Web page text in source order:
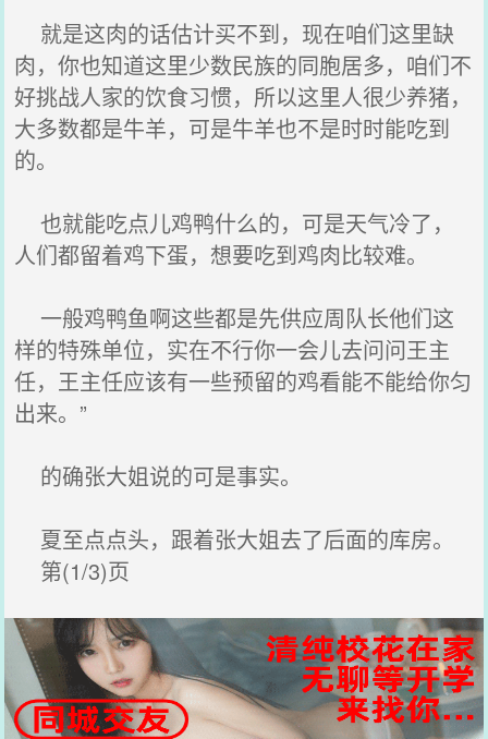
就是这肉的话估计买不到，现在咱们这里缺
肉，你也知道这里少数民族的同胞居多，咱们不
好挑战人家的饮食习惯，所以这里人很少养猪，
大多数都是牛羊，可是牛羊也不是时时能吃到
的。
也就能吃点儿鸡鸭什么的，可是天气冷了，
人们都留着鸡下蛋，想要吃到鸡肉比较难。
一般鸡鸭鱼啊这些都是先供应周队长他们这
样的特殊单位，实在不行你一会儿去问问王主
任，王主任应该有一些预留的鸡看能不能给你匀
出来。”
的确张大姐说的可是事实。
夏至点点头，跟着张大姐去了后面的库房。
第(1/3)页